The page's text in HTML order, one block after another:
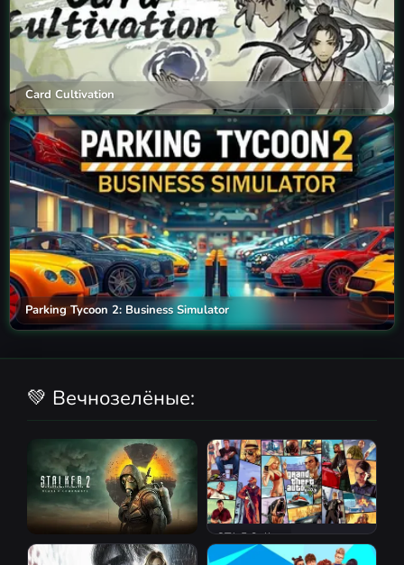
Card Cultivation
Parking Tycoon 2: Business Simulator
💚 Вечнозелёные:
S.T.A.L.K.E.R. 2: Heart of
Chornobyl
GTA 5 Online